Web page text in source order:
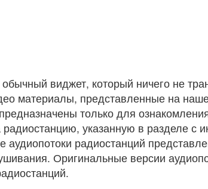
виджет, который ничего не
материалы, представленные на
только для
радиостанцию, указанную в разделе с
аудиопотоки радиостанций
Оригинальные версии